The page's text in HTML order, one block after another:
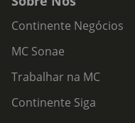
Continente Negócios
MC Sonae
Trabalhar na MC
Continente Siga